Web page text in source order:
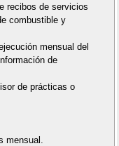
recibos de servicios
combustible y
mensual del
de
de prácticas o
mensual.